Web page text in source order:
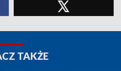
TAKŻE